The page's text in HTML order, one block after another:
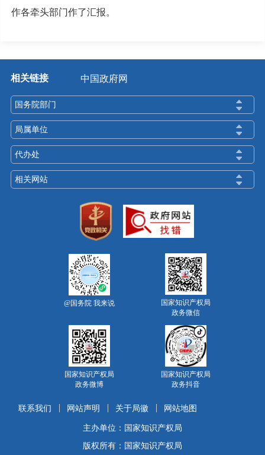
作各牵头部门作了汇报。
相关链接 中国政府网
国务院部门
局属单位
代办处
相关网站
@国务院 我来说
国家知识产权局
政务微信
国家知识产权局
政务微博
国家知识产权局
政务抖音
联系我们 网站声明 关于局徽 网站地图
主办单位：国家知识产权局
版权所有：国家知识产权局